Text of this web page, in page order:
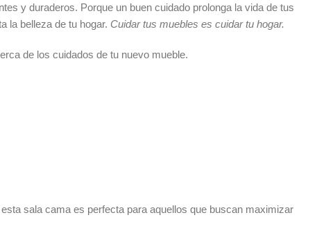
y duraderos. Porque un buen cuidado prolonga la vida de tus
la belleza de tu hogar. Cuidar tus muebles es cuidar tu hogar.
de los cuidados de tu nuevo mueble.
sala cama es perfecta para aquellos que buscan maximizar